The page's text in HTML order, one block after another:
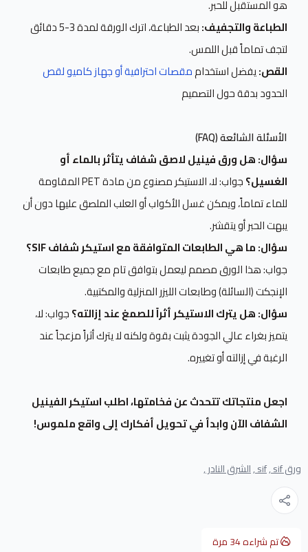
هو المستقبل للحبر.
الطباعة والتجفيف:
بعد الطباعة، اترك الورقة لمدة 3-5 دقائق
لتجف تماماً قبل اللمس.
القص:يفضل استخداممقصات احترافية أو جهاز كاميو لقص
الحدود بدقة حول التصميم
الأسئلة الشائعة (FAQ)
سؤال: هل ورق فينيل لاصق شفاف يتأثر بالماء أو
الغسيل؟
جواب: لا، الاستيكر مصنوع من مادة PET المقاومة
للماء تماماً، ويمكن غسل الأكواب أو العلب الملصق عليها دون أن
يبهت الحبر أو يتقشر.
سؤال: ما هي الطابعات المتوافقة مع استيكر شفاف SIF؟
جواب: هذا الورق مصمم ليعمل بتوافق تام مع جميع طابعات
الإنجكت (السائلة) وطابعات الليزر المنزلية والمكتبية.
سؤال: هل يترك الاستيكر أثراً للصمغ عند إزالته؟جواب: لا،
يتميز بغراء عالي الجودة يثبت بقوة ولكنه لا يترك أثراً مزعجاً عند
الرغبة في إزالته أو تغييره.
اجعل منتجاتك تتحدث عن فخامتها، اطلب استيكر الفينيل
الشفاف الآن وابدأ في تحويل أفكارك إلى واقع ملموس!
ورق sif , sif , الشرق النادر ,
تم شراءه34مرة